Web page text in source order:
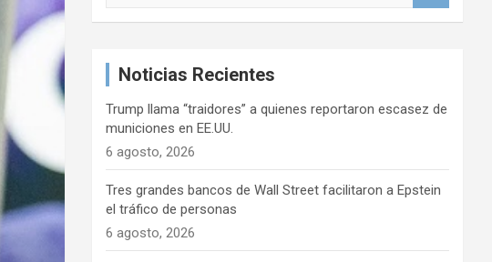
Noticias Recientes
Trump llama “traidores” a quienes reportaron escasez de
municiones en EE.UU.
6 agosto, 2026
Tres grandes bancos de Wall Street facilitaron a Epstein
el tráfico de personas
6 agosto, 2026